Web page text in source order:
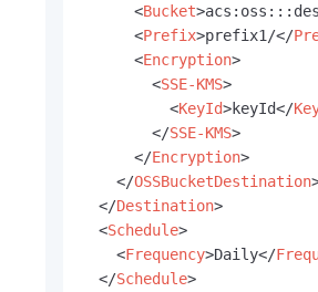
<Bucket>
<Prefix>prefix1/</
<Encryption>
<SSE-KMS>
<KeyId>keyId</
</SSE-KMS>
</Encryption>
</OSSBucketDestination
</Destination>
<Schedule>
<Frequency>Daily</
</Schedule>